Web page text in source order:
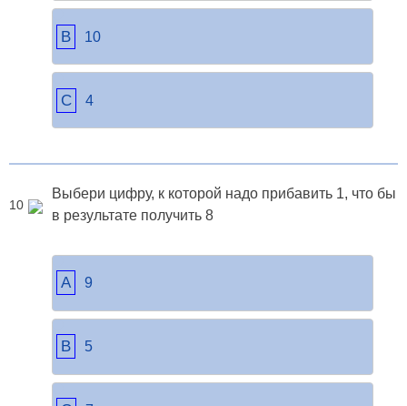
B 10
C 4
10
Выбери цифру, к которой надо прибавить 1, что бы
в результате получить 8
A 9
B 5